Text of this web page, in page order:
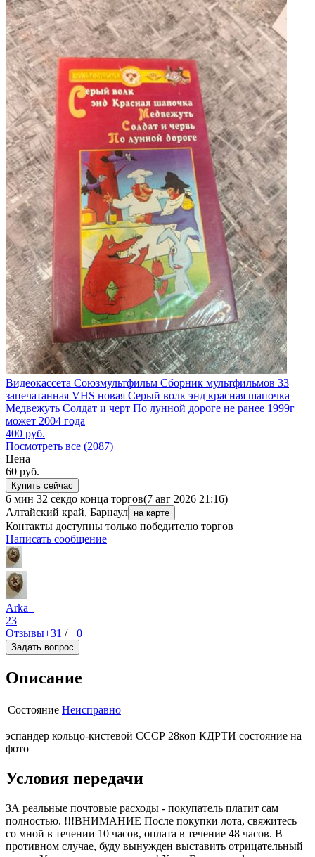
Видеокассета Союзмультфильм Сборник мультфильмов 33
запечатанная VHS новая Серый волк энд красная шапочка
Медвежуть Солдат и черт По лунной дороге не ранее 1999г
может 2004 года
400 руб.
Посмотреть все (2087)
Цена
60 руб.
Купить сейчас
6 мин 32 секдо конца торгов(7 авг 2026 21:16)
Алтайский край, Барнаул на карте
Контакты доступны только победителю торгов
Написать сообщение
Arka_
23
Отзывы+31 /−0
Задать вопрос
Описание
Состояние Неисправно
эспандер кольцо-кистевой СССР 28коп КДРТИ состояние на
фото
Условия передачи
ЗА реальные почтовые расходы - покупатель платит сам
полностью. !!!ВНИМАНИЕ После покупки лота, свяжитесь
со мной в течении 10 часов, оплата в течение 48 часов. В
противном случае, буду вынужден выставить отрицательный